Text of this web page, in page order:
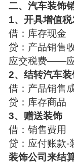
二、汽车装饰
1、开具增值
借：库存现金
贷：产品销售
应交税费——
2、结转汽车
借：产品销售
贷：库存商品
3、赠送装饰
借：销售费用
贷：应付账款-
装饰公司来结